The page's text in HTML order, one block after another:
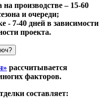
производстве – 15-60
и очереди;
- 7-40 дней в зависимости
проекта.
рассчитывается
факторов.
составляет: